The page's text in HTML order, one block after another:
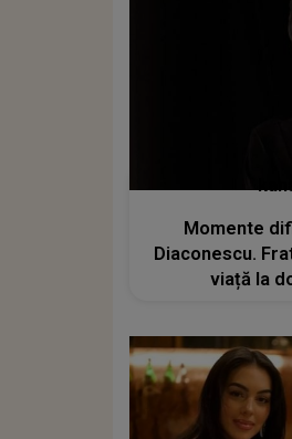
Momente
Diaconescu.
viață la